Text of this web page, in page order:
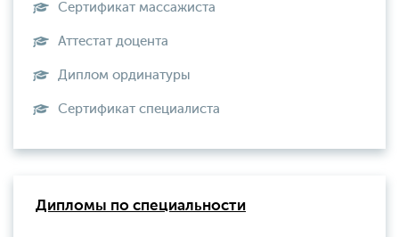
Сертификат массажиста
Аттестат доцента
Диплом ординатуры
Сертификат специалиста
Дипломы по специальности